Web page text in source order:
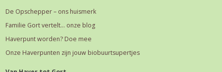
De Opschepper – ons huismerk
Familie Gort vertelt… onze blog
Haverpunt worden? Doe mee
Onze Haverpunten zijn jouw biobuurtsupertjes